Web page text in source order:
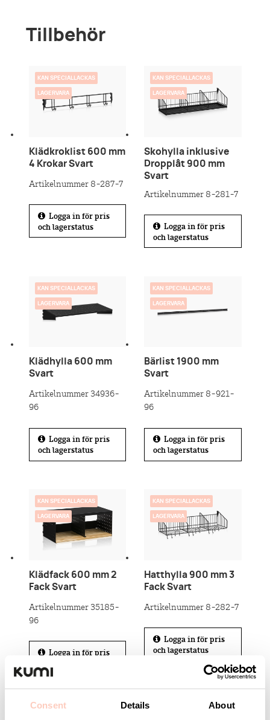
Consent Details About
Tillbehör
KAN SPECIALLACKAS
LAGERVARA
Klädkroklist 600 mm
4 Krokar Svart
Artikelnummer 8-287-7
Logga in för pris
och lagerstatus
KAN SPECIALLACKAS
LAGERVARA
Skohylla inklusive
Dropplåt 900 mm
Svart
Artikelnummer 8-281-7
Logga in för pris
och lagerstatus
KAN SPECIALLACKAS
LAGERVARA
Klädhylla 600 mm
Svart
Artikelnummer 34936-
96
Logga in för pris
och lagerstatus
KAN SPECIALLACKAS
LAGERVARA
Bärlist 1900 mm
Svart
Artikelnummer 8-921-
96
Logga in för pris
och lagerstatus
KAN SPECIALLACKAS
LAGERVARA
Klädfack 600 mm 2
Fack Svart
Artikelnummer 35185-
96
Logga in för pris
KAN SPECIALLACKAS
LAGERVARA
Hatthylla 900 mm 3
Fack Svart
Artikelnummer 8-282-7
Logga in för pris
och lagerstatus